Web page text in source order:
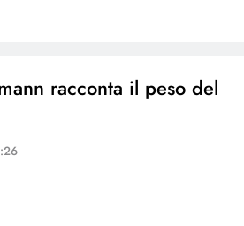
racconta il peso del